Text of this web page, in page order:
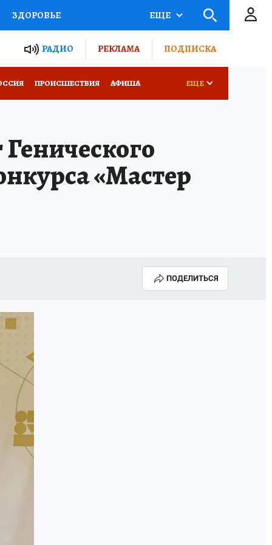
ЗДОРОВЬЕ
РОССИИ
ПОТРЕБИТЕЛЯ
ЕЩЕ
РАДИО РЕКЛАМА ПОДПИСКА
ПРОИСШЕСТВИЯ АФИША ЕЩЕ
«Мастер
ПОДЕЛИТЬСЯ